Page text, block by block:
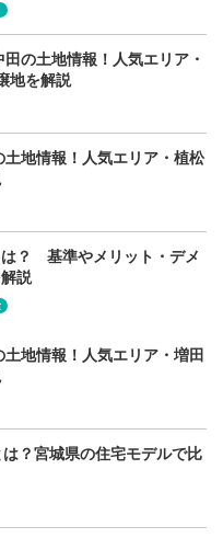
燃料」って、燃焼した
悪いんじゃ？と思われる
つ木材を燃やして排出さ
在してたもの。結果とし
球温暖化に有効な「カー
ます。なので、薪ストー
器具よりエコで環境に
。
薪ストーブ
田の土地情報！人気エリア・
地を解説
土地情報！人気エリア・植松
？ 基準やメリット・デメ
説
土地情報！人気エリア・増田
？宮城県の住宅モデルで比